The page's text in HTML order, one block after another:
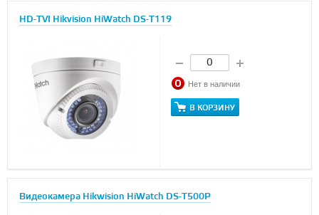
HD-TVI Hikvision HiWatch DS-T119
Нет в наличии
В КОРЗИНУ
Видеокамера Hikwision HiWatch DS-T500P